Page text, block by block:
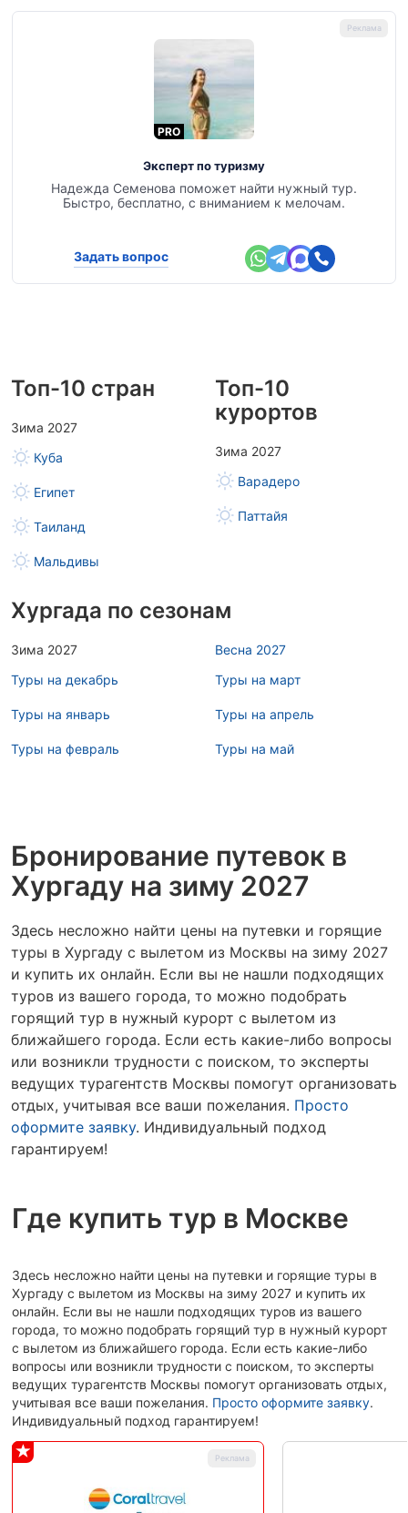
PRO
Эксперт по туризму
Надежда Семенова поможет найти нужный тур.
Быстро, бесплатно, с вниманием к мелочам.
Задать вопрос
Топ-10 стран
Зима 2027
Куба
Египет
Таиланд
Мальдивы
Топ-10
курортов
Зима 2027
Варадеро
Паттайя
Хургада по сезонам
Зима 2027
Туры на декабрь
Туры на январь
Туры на февраль
Весна 2027
Туры на март
Туры на апрель
Туры на май
Бронирование путевок в
Хургаду на зиму 2027
Здесь несложно найти цены на путевки и горящие
туры в Хургаду с вылетом из Москвы на зиму 2027
и купить их онлайн. Если вы не нашли подходящих
туров из вашего города, то можно подобрать
горящий тур в нужный курорт с вылетом из
ближайшего города. Если есть какие-либо вопросы
или возникли трудности с поиском, то эксперты
ведущих турагентств Москвы помогут организовать
отдых, учитывая все ваши пожелания. Просто
оформите заявку. Индивидуальный подход
гарантируем!
Где купить тур в Москве
Здесь несложно найти цены на путевки и горящие туры в
Хургаду с вылетом из Москвы на зиму 2027 и купить их
онлайн. Если вы не нашли подходящих туров из вашего
города, то можно подобрать горящий тур в нужный курорт
с вылетом из ближайшего города. Если есть какие-либо
вопросы или возникли трудности с поиском, то эксперты
ведущих турагентств Москвы помогут организовать отдых,
учитывая все ваши пожелания. Просто оформите заявку.
Индивидуальный подход гарантируем!